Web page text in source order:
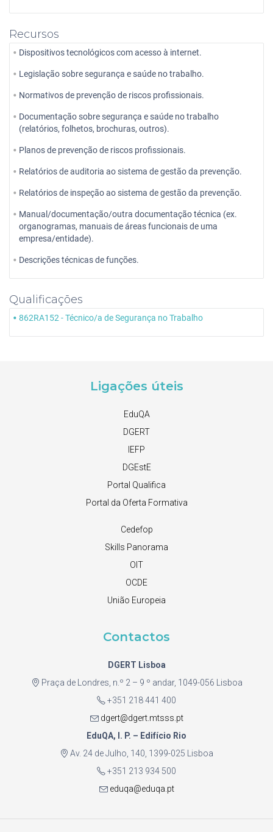
Recursos
Dispositivos tecnológicos com acesso à internet.
Legislação sobre segurança e saúde no trabalho.
Normativos de prevenção de riscos profissionais.
Documentação sobre segurança e saúde no trabalho
(relatórios, folhetos, brochuras, outros).
Planos de prevenção de riscos profissionais.
Relatórios de auditoria ao sistema de gestão da prevenção.
Relatórios de inspeção ao sistema de gestão da prevenção.
Manual/documentação/outra documentação técnica (ex.
organogramas, manuais de áreas funcionais de uma
empresa/entidade).
Descrições técnicas de funções.
Qualificações
862RA152 - Técnico/a de Segurança no Trabalho
Ligações úteis
EduQA
DGERT
IEFP
DGEstE
Portal Qualifica
Portal da Oferta Formativa
Cedefop
Skills Panorama
OIT
OCDE
União Europeia
Contactos
DGERT Lisboa
Praça de Londres, n.º 2 – 9 º andar, 1049-056 Lisboa
+351 218 441 400
dgert@dgert.mtsss.pt
EduQA, I. P. – Edifício Rio
Av. 24 de Julho, 140, 1399-025 Lisboa
+351 213 934 500
eduqa@eduqa.pt